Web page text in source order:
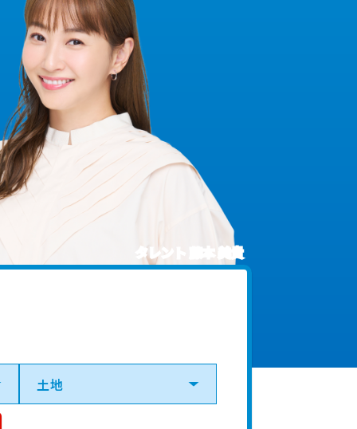
タレント 藤本 美貴